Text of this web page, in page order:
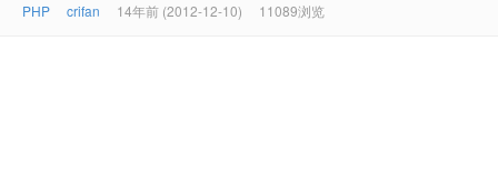
PHP crifan 14年前 (2012-12-10) 11089浏览